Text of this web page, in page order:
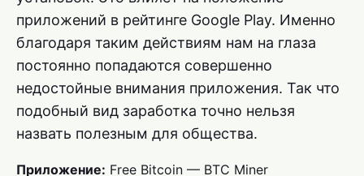
приложений в рейтинге Google Play. Именно
благодаря таким действиям нам на глаза
постоянно попадаются совершенно
недостойные внимания приложения. Так что
подобный вид заработка точно нельзя
назвать полезным для общества.
Приложение: Free Bitcoin — BTC Miner